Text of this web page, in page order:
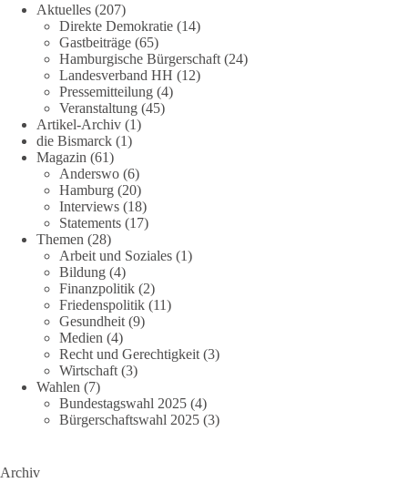
Aktuelles (207)
Direkte Demokratie (14)
Gastbeiträge (65)
Hamburgische Bürgerschaft (24)
Landesverband HH (12)
Pressemitteilung (4)
Veranstaltung (45)
Artikel-Archiv (1)
die Bismarck (1)
Magazin (61)
Anderswo (6)
Hamburg (20)
Interviews (18)
Statements (17)
Themen (28)
Arbeit und Soziales (1)
Bildung (4)
Finanzpolitik (2)
Friedenspolitik (11)
Gesundheit (9)
Medien (4)
Recht und Gerechtigkeit (3)
Wirtschaft (3)
Wahlen (7)
Bundestagswahl 2025 (4)
Bürgerschaftswahl 2025 (3)
Archiv